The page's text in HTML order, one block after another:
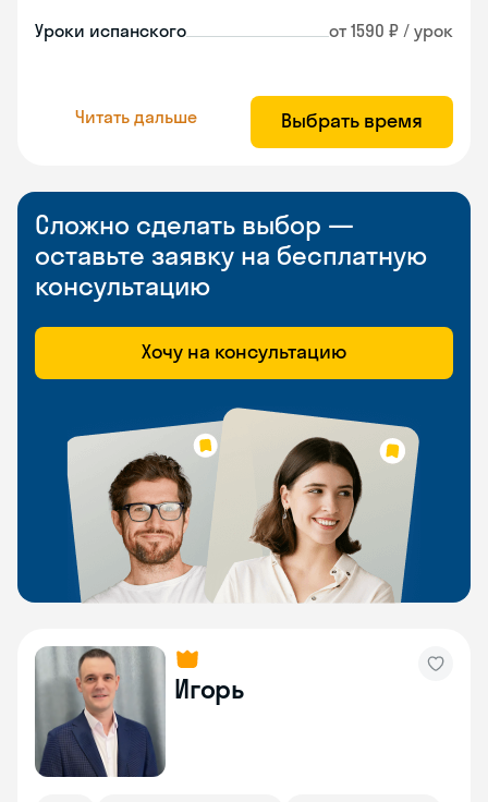
Уроки испанского от 1590 ₽ / урок
Читать дальше Выбрать время
Сложно сделать выбор —
оставьте заявку на бесплатную
консультацию
Хочу на консультацию
Игорь